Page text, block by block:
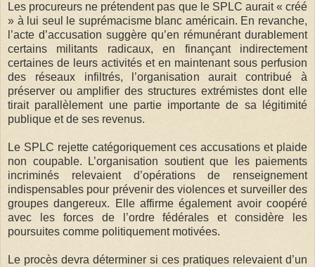
Les procureurs ne prétendent pas que le SPLC aurait « créé
» à lui seul le suprémacisme blanc américain. En revanche,
l’acte d’accusation suggère qu’en rémunérant durablement
certains militants radicaux, en finançant indirectement
certaines de leurs activités et en maintenant sous perfusion
des réseaux infiltrés, l’organisation aurait contribué à
préserver ou amplifier des structures extrémistes dont elle
tirait parallèlement une partie importante de sa légitimité
publique et de ses revenus.
Le SPLC rejette catégoriquement ces accusations et plaide
non coupable. L’organisation soutient que les paiements
incriminés relevaient d’opérations de renseignement
indispensables pour prévenir des violences et surveiller des
groupes dangereux. Elle affirme également avoir coopéré
avec les forces de l’ordre fédérales et considère les
poursuites comme politiquement motivées.
Le procès devra déterminer si ces pratiques relevaient d’un